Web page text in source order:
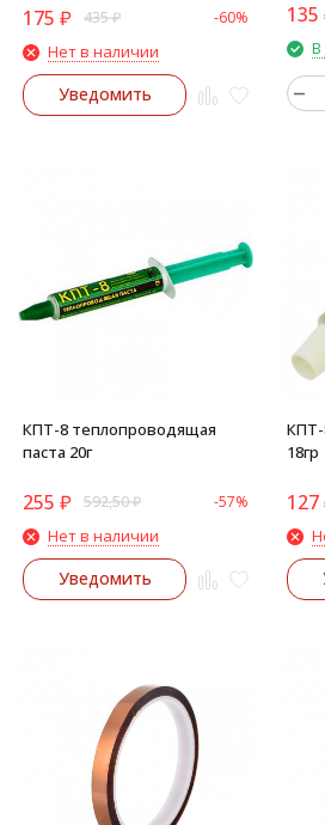
175 ₽ 435₽ -60%
Нет в наличии
Уведомить
135
В
КПТ-8 теплопроводящая
паста 20г
255 ₽ 592,50₽ -57%
Нет в наличии
Уведомить
КПТ-
18гр
127